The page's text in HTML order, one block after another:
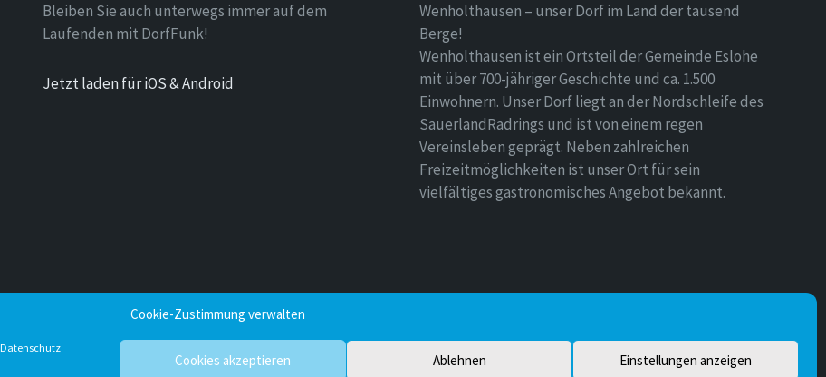
Cookie-Zustimmung verwalten
Datenschutz
Cookies akzeptieren Ablehnen Einstellungen anzeigen
Bleiben Sie auch unterwegs immer auf dem
Laufenden mit DorfFunk!
Jetzt laden für iOS & Android
Wenholthausen – unser Dorf im Land der tausend
Berge!
Wenholthausen ist ein Ortsteil der Gemeinde Eslohe
mit über 700-jähriger Geschichte und ca. 1.500
Einwohnern. Unser Dorf liegt an der Nordschleife des
SauerlandRadrings und ist von einem regen
Vereinsleben geprägt. Neben zahlreichen
Freizeitmöglichkeiten ist unser Ort für sein
vielfältiges gastronomisches Angebot bekannt.